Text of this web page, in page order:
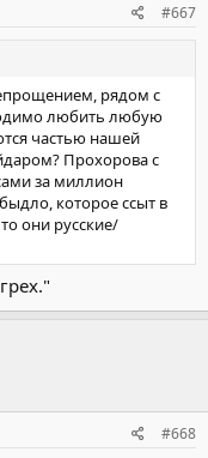
#667
рядом с
любить любую
частью нашей
Прохорова с
за миллион
которое ссыт в
они русские/
#668